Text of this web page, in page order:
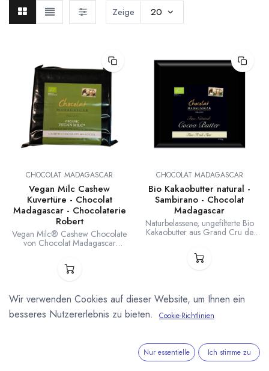
Zeige 20
CHOCOLAT MADAGASCAR
Vegan Milc Cashew
Kuvertüre - Chocolat
Madagascar - Chocolaterie
Robert
Vegan Milc® Cashew Chocolate
von Chocolat Madagascar
(Chocolaterie Robert). Unserer
Milchalternative unter den
vegane Alternative zu ersetzen.
1kg Packung (10 x 100g).
Herkunft von Kakaobohnen,
CHOCOLAT MADAGASCAR
Bio Kakaobutter natural -
Sambirano - Chocolat
Madagascar
Naturbelassene, ungefilterte Bio
Kakaobutter aus Grand Cru de
Kakaoaroma. Hergestellt von
Wir verwenden Cookies auf dieser Website, um Ihnen ein
besseres Nutzererlebnis zu bieten.
Cookie-Richtlinien
Nur essentielle Ich stimme zu